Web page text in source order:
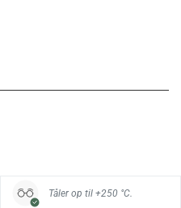
og gør det let at
melbørsten fri for mel efter
Tåler op til +250 °C.